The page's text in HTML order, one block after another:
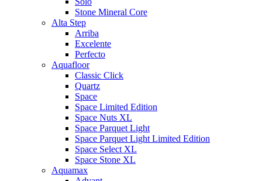
Stone Mineral Core
Alta Step
Arriba
Excelente
Perfecto
Aquafloor
Classic Click
Quartz
Space
Space Limited Edition
Space Nuts XL
Space Parquet Light
Space Parquet Light Limited Edition
Space Select XL
Space Stone XL
Aquamax